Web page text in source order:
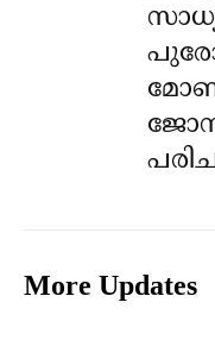
More Updates